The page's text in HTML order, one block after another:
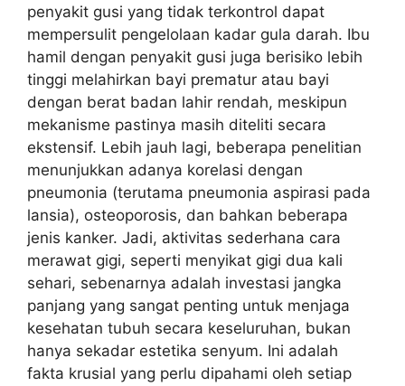
penyakit gusi yang tidak terkontrol dapat
mempersulit pengelolaan kadar gula darah. Ibu
hamil dengan penyakit gusi juga berisiko lebih
tinggi melahirkan bayi prematur atau bayi
dengan berat badan lahir rendah, meskipun
mekanisme pastinya masih diteliti secara
ekstensif. Lebih jauh lagi, beberapa penelitian
menunjukkan adanya korelasi dengan
pneumonia (terutama pneumonia aspirasi pada
lansia), osteoporosis, dan bahkan beberapa
jenis kanker. Jadi, aktivitas sederhana cara
merawat gigi, seperti menyikat gigi dua kali
sehari, sebenarnya adalah investasi jangka
panjang yang sangat penting untuk menjaga
kesehatan tubuh secara keseluruhan, bukan
hanya sekadar estetika senyum. Ini adalah
fakta krusial yang perlu dipahami oleh setiap